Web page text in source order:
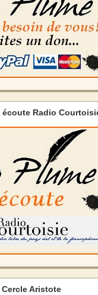
écoute Radio
Cercle Aristote